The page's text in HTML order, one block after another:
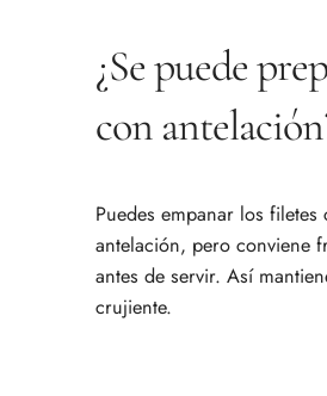
¿Se puede
con
Puedes empanar los filetes
antelación, pero conviene
antes de servir. Así
crujiente.